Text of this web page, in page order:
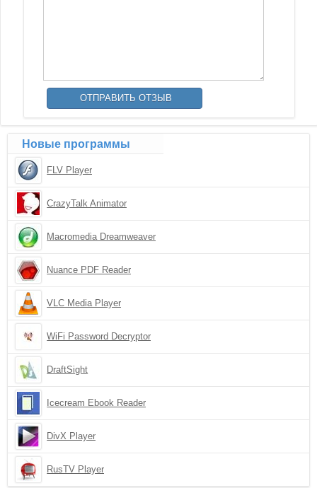
Новые программы
FLV Player
CrazyTalk Animator
Macromedia Dreamweaver
Nuance PDF Reader
VLC Media Player
WiFi Password Decryptor
DraftSight
Icecream Ebook Reader
DivX Player
RusTV Player